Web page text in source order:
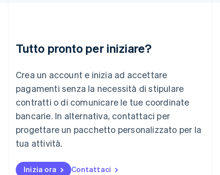
Tutto pronto per iniziare?
Crea un account e inizia ad accettare
pagamenti senza la necessità di stipulare
contratti o di comunicare le tue coordinate
bancarie. In alternativa, contattaci per
progettare un pacchetto personalizzato per la
tua attività.
Inizia ora Contattaci
English
FrançaisDeutschEnglish
English简体中文
Malta
English
Messico
Español English
Norvegia
Nuova Zelanda
English